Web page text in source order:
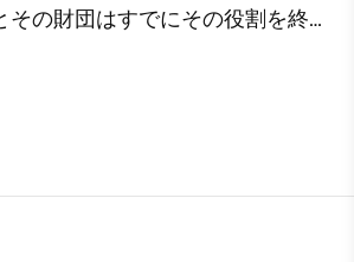
その財団はすでにその役割を終え